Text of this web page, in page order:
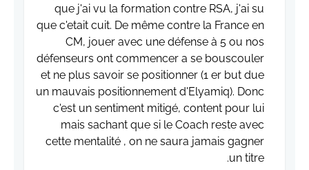
que j'ai vu la formation contre RSA, j'ai su
que c'etait cuit. De même contre la France en
CM, jouer avec une défense à 5 ou nos
défenseurs ont commencer a se bouscouler
et ne plus savoir se positionner (1 er but due
un mauvais positionnement d'Elyamiq). Donc
c'est un sentiment mitigé, content pour lui
mais sachant que si le Coach reste avec
cette mentalité , on ne saura jamais gagner
un titre.